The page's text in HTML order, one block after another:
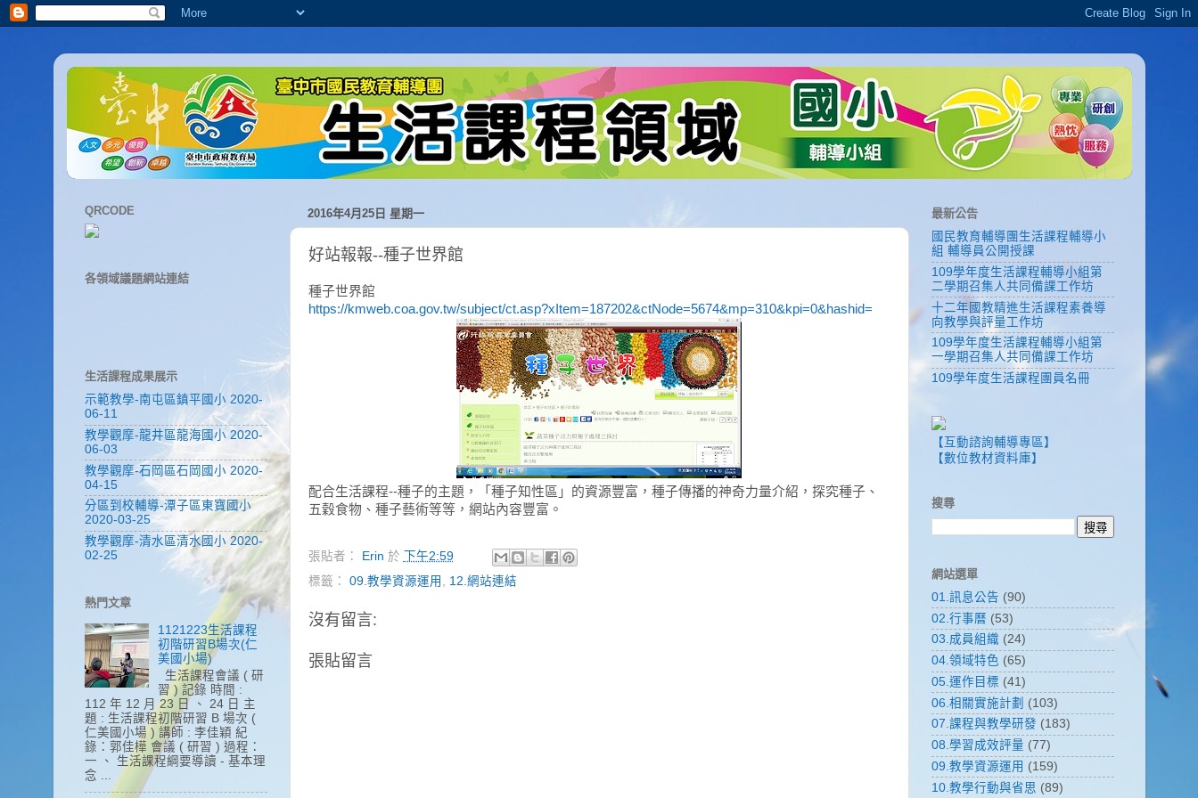
2016年4月25日 星期一
好站報報--種子世界館
種子世界館
https://kmweb.coa.gov.tw/subject/ct.asp?xItem=187202&ctNode=5674&mp=310&kpi=0&hashid=
配合生活課程--種子的主題，「種子知性區」的資源豐富，種子傳播的神奇力量介紹，探究種子、
五穀食物、種子藝術等等，網站內容豐富。
張貼者： Erin 於 下午2:59
標籤： 09.教學資源運用 12.網站連結
沒有留言:
張貼留言
QRCODE
各領域議題網站連結
生活課程成果展示
示範教學-南屯區鎮平國小 2020-
06-11
教學觀摩-龍井區龍海國小 2020-
06-03
教學觀摩-石岡區石岡國小 2020-
04-15
分區到校輔導-潭子區東寶國小
2020-03-25
教學觀摩-清水區清水國小 2020-
02-25
熱門文章
1121223生活課程
初階研習B場次(仁
美國小場)
生活課程會議 ( 研
習 ) 記錄 時間 :
112 年 12 月 23 日 、 24 日 主
題 : 生活課程初階研習 B 場次 (
仁美國小場 ) 講師 : 李佳穎 紀
錄：郭佳樺 會議 ( 研習 ) 過程：
一 、 生活課程綱要導讀 - 基本理
念 ...
最新公告
國民教育輔導團生活課程輔導小
組 輔導員公開授課
109學年度生活課程輔導小組第
二學期召集人共同備課工作坊
十二年國教精進生活課程素養導
向教學與評量工作坊
109學年度生活課程輔導小組第
一學期召集人共同備課工作坊
109學年度生活課程團員名冊
【互動諮詢輔導專區】
【數位教材資料庫】
搜尋
網站選單
01.訊息公告 (90)
02.行事曆 (53)
03.成員組織 (24)
04.領域特色 (65)
05.運作目標 (41)
06.相關實施計劃 (103)
07.課程與教學研發 (183)
08.學習成效評量 (77)
09.教學資源運用 (159)
10.教學行動與省思 (89)